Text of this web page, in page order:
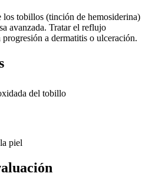
tobillos (tinción de hemosiderina)
avanzada. Tratar el reflujo
a dermatitis o ulceración.
del tobillo
piel